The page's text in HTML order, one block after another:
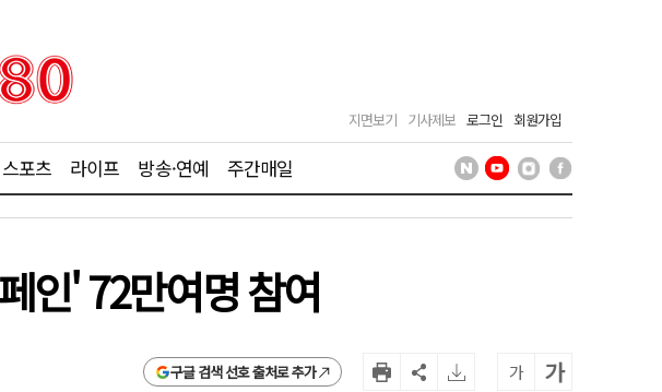
지면보기 기사제보 로그인 회원가입
스포츠 라이프 방송·연예 주간매일
인' 72만여명 참여
구글 검색 선호 출처로 추가 가 가